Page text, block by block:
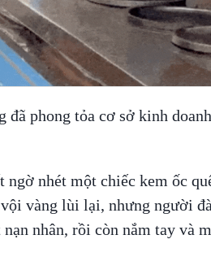
đã phong tỏa cơ sở kinh
nhét một chiếc kem ốc
vàng lùi lại, nhưng người
nhân, rồi còn nắm tay và